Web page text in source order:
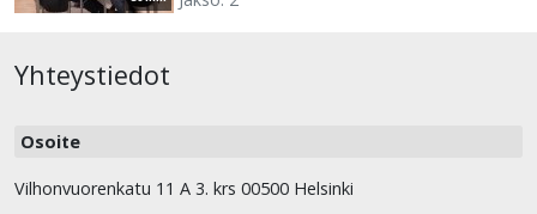
Yhteystiedot
Osoite
Vilhonvuorenkatu 11 A 3. krs 00500 Helsinki